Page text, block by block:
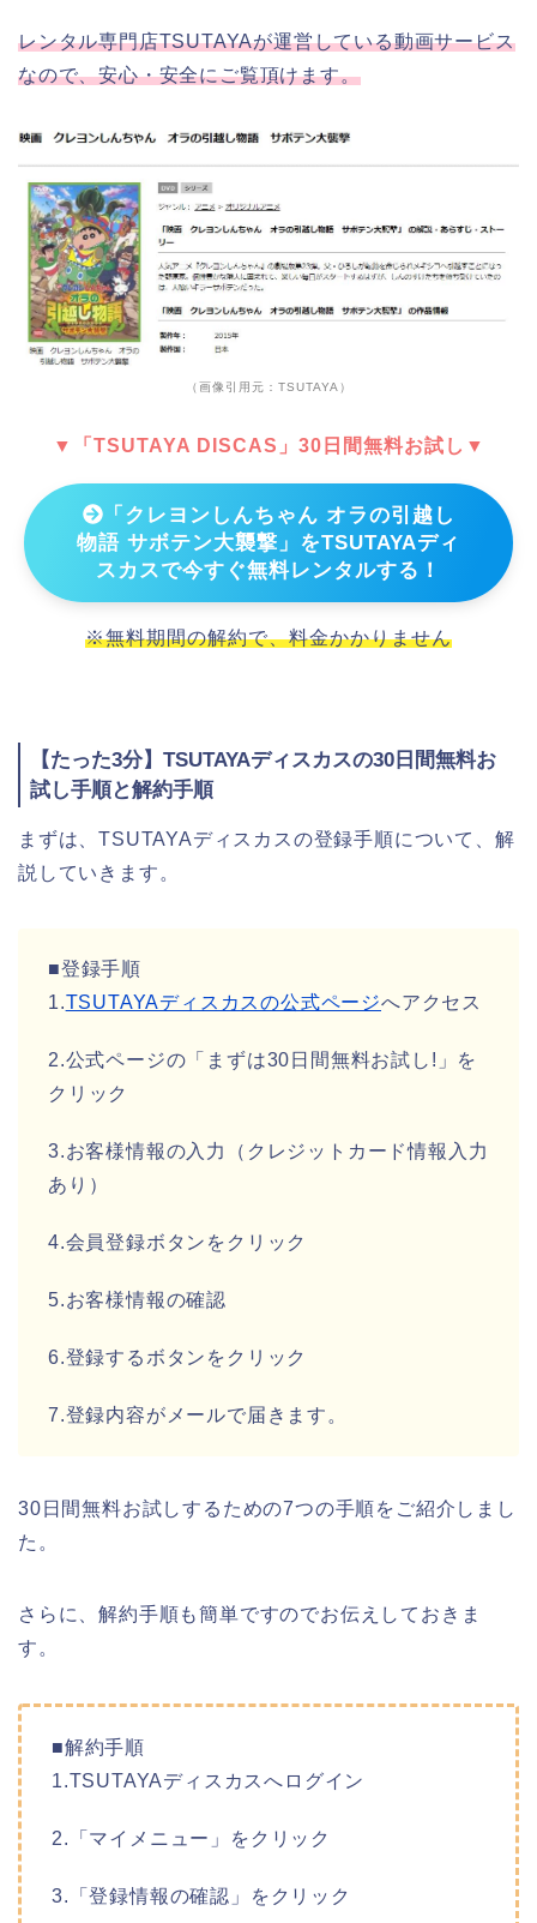
レンタル専門店TSUTAYAが運営している動画サービス
なので、安心・安全にご覧頂けます。
（画像引用元：TSUTAYA）
▼「TSUTAYA DISCAS」30日間無料お試し▼
「クレヨンしんちゃん オラの引越し
物語 サボテン大襲撃」をTSUTAYAディ
スカスで今すぐ無料レンタルする！
※無料期間の解約で、料金かかりません
【たった3分】TSUTAYAディスカスの30日間無料お
試し手順と解約手順
まずは、TSUTAYAディスカスの登録手順について、解
説していきます。
■登録手順
1.TSUTAYAディスカスの公式ページへアクセス
2.公式ページの「まずは30日間無料お試し!」を
クリック
3.お客様情報の入力（クレジットカード情報入力
あり）
4.会員登録ボタンをクリック
5.お客様情報の確認
6.登録するボタンをクリック
7.登録内容がメールで届きます。
30日間無料お試しするための7つの手順をご紹介しまし
た。
さらに、解約手順も簡単ですのでお伝えしておきま
す。
■解約手順
1.TSUTAYAディスカスへログイン
2.「マイメニュー」をクリック
3.「登録情報の確認」をクリック